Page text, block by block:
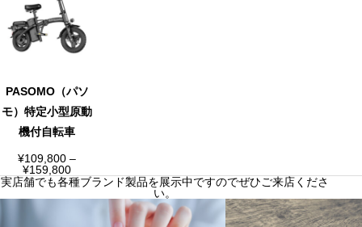
PASOMO（パソ
モ）特定小型原動
機付自転車
¥109,800 –
¥159,800価
格
帯
:
実店舗でも各種ブランド製品を展示中ですのでぜひご来店くださ
い。